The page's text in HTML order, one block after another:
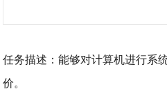
任务描述：能够对计算机进行系
价。